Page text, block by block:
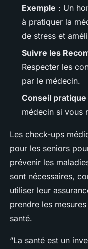
Exemple : Un
à pratiquer la
de stress et
Suivre les
Respecter les
par le médecin.
Conseil pratique
médecin si vous
Les check-ups
pour les seniors
prévenir les
sont nécessaires,
utiliser leur
prendre les
santé.
“La santé est un